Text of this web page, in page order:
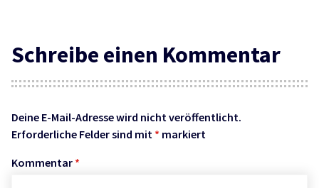
Schreibe einen Kommentar
Deine E-Mail-Adresse wird nicht veröffentlicht.
Erforderliche Felder sind mit * markiert
Kommentar *